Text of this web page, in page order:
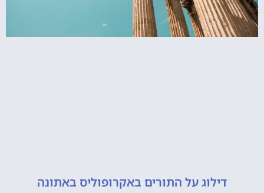
דילוג על התורים באקרופוליס באתונה